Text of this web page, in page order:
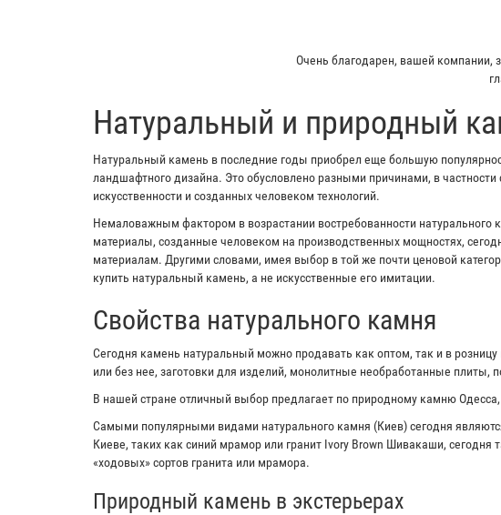
Мой отец заказывал плитку из
​Натуральный и природный
Натуральный камень в последние годы приобрел еще большую
ландшафтного дизайна. Это обусловлено разными причинами, в
искусственности и созданных человеком технологий.
Немаловажным фактором в возрастании востребованности
материалы, созданные человеком на производственных мощностях,
материалам. Другими словами, имея выбор в той же почти ценовой
купить натуральный камень, а не искусственные его имитации.
Свойства натурального камня
Сегодня камень натуральный можно продавать как оптом, так и в
или без нее, заготовки для изделий, монолитные необработанные
В нашей стране отличный выбор предлагает по природному камню
Самыми популярными видами натурального камня (Киев) сегодня
Киеве, таких как синий мрамор или гранит Ivory Brown Шивакаши,
«ходовых» сортов гранита или мрамора.
Природный камень в экстерьерах